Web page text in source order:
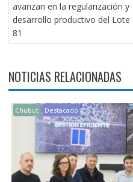
avanzan en la regularización y
desarrollo productivo del Lote
81
NOTICIAS RELACIONADAS
Chubut Destacado